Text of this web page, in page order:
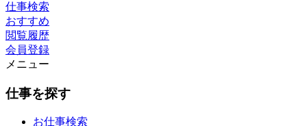
仕事検索
おすすめ
閲覧履歴
会員登録
メニュー
仕事を探す
お仕事検索